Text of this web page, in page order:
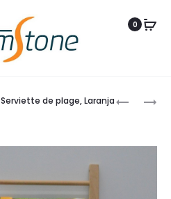
0
Serviette de plage, Laranja